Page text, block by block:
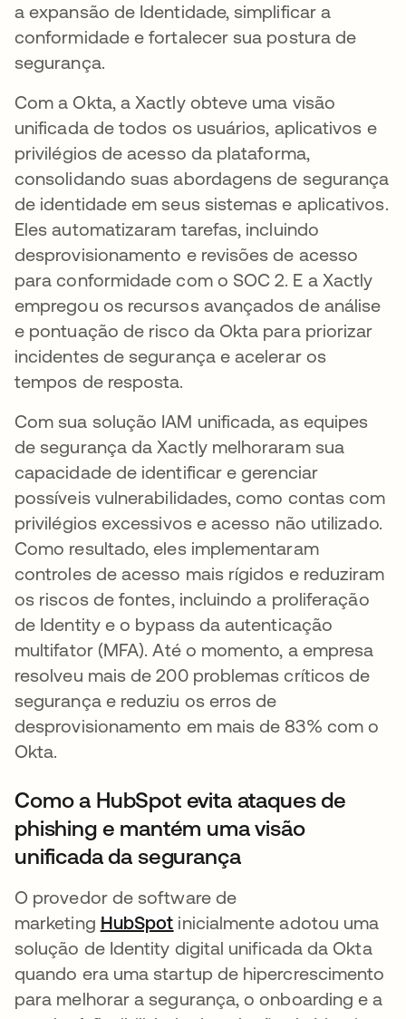
a expansão de Identidade, simplificar a
conformidade e fortalecer sua postura de
segurança.
Com a Okta, a Xactly obteve uma visão
unificada de todos os usuários, aplicativos e
privilégios de acesso da plataforma,
consolidando suas abordagens de segurança
de identidade em seus sistemas e aplicativos.
Eles automatizaram tarefas, incluindo
desprovisionamento e revisões de acesso
para conformidade com o SOC 2. E a Xactly
empregou os recursos avançados de análise
e pontuação de risco da Okta para priorizar
incidentes de segurança e acelerar os
tempos de resposta.
Com sua solução IAM unificada, as equipes
de segurança da Xactly melhoraram sua
capacidade de identificar e gerenciar
possíveis vulnerabilidades, como contas com
privilégios excessivos e acesso não utilizado.
Como resultado, eles implementaram
controles de acesso mais rígidos e reduziram
os riscos de fontes, incluindo a proliferação
de Identity e o bypass da autenticação
multifator (MFA). Até o momento, a empresa
resolveu mais de 200 problemas críticos de
segurança e reduziu os erros de
desprovisionamento em mais de 83% com o
Okta.
Como a HubSpot evita ataques de
phishing e mantém uma visão
unificada da segurança
O provedor de software de
marketing HubSpot abre em uma nova guia
inicialmente adotou uma
solução de Identity digital unificada da Okta
quando era uma startup de hipercrescimento
para melhorar a segurança, o onboarding e a